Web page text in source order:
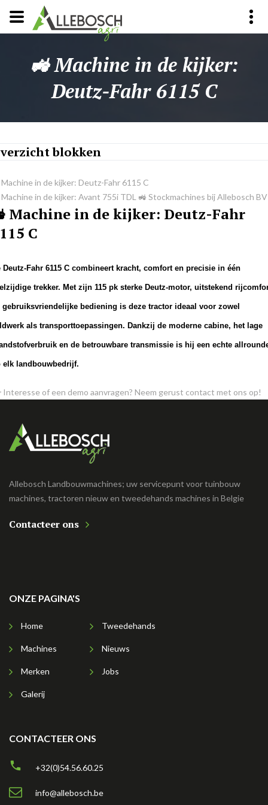
🚜 Machine in de kijker:
Deutz-Fahr 6115 C
blokken
in de kijker: Deutz-Fahr 6115 C
in de kijker: Avant 755i TDL 🚜 Stockmachines bij Allebosch BV
Machine in de kijker: Deutz-Fahr
C
Deutz-Fahr 6115 C combineert kracht, comfort en precisie in één
trekker. Met zijn 115 pk sterke Deutz-motor, uitstekend
gebruiksvriendelijke bediening is deze tractor ideaal voor zowel
als transporttoepassingen. Dankzij de moderne cabine, het lage
en de betrouwbare transmissie is hij een echte
elk landbouwbedrijf.
Interesse of een demo aanvragen? Neem gerust contact met ons op!
Allebosch Landbouwmachines; uw servicepunt voor tuinbouw
machines, tractoren nieuw en tweedehands machines in Belgie
Contacteer ons
ONZE PAGINA'S
Home
Machines
Merken
Galerij
Tweedehands
Nieuws
Jobs
CONTACTEER ONS
+32(0)54.56.60.25
info@allebosch.be